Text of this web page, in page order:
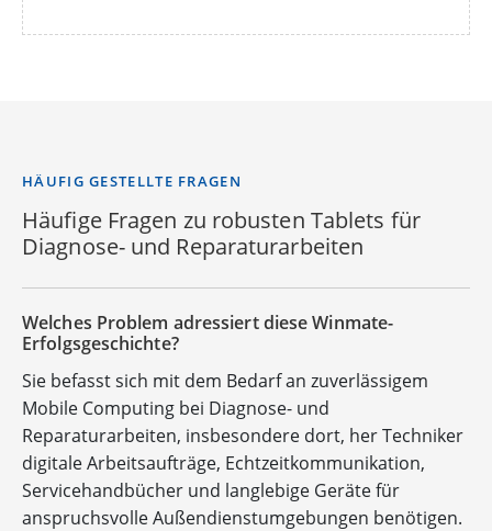
HÄUFIG GESTELLTE FRAGEN
Häufige Fragen zu robusten Tablets für
Diagnose- und Reparaturarbeiten
Welches Problem adressiert diese Winmate-
Erfolgsgeschichte?
Sie befasst sich mit dem Bedarf an zuverlässigem
Mobile Computing bei Diagnose- und
Reparaturarbeiten, insbesondere dort, her Techniker
digitale Arbeitsaufträge, Echtzeitkommunikation,
Servicehandbücher und langlebige Geräte für
anspruchsvolle Außendienstumgebungen benötigen.